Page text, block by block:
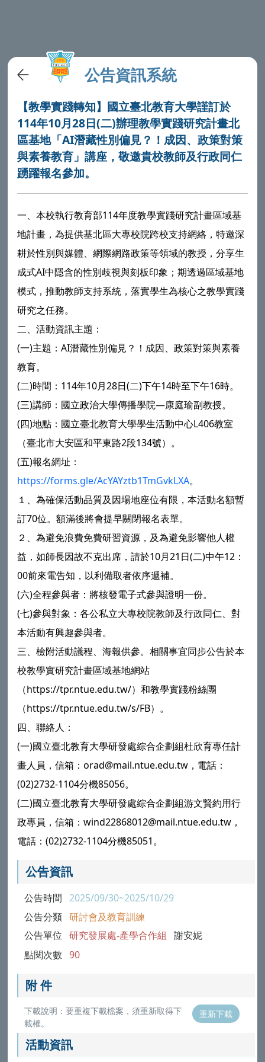
公告資訊系統
【教學實踐轉知】國立臺北教育大學謹訂於
114年10月28日(二)辦理教學實踐研究計畫北
區基地「AI潛藏性別偏見？！成因、政策對策
與素養教育」講座，敬邀貴校教師及行政同仁
踴躍報名參加。
一、本校執行教育部114年度教學實踐研究計畫區域基
地計畫，為提供基北區大專校院跨校支持網絡，特邀深
耕於性別與媒體、網際網路政策等領域的教授，分享生
成式AI中隱含的性別歧視與刻板印象；期透過區域基地
模式，推動教師支持系統，落實學生為核心之教學實踐
研究之任務。
二、活動資訊主題：
(一)主題：AI潛藏性別偏見？！成因、政策對策與素養
教育。
(二)時間：114年10月28日(二)下午14時至下午16時。
(三)講師：國立政治大學傳播學院—康庭瑜副教授。
(四)地點：國立臺北教育大學學生活動中心L406教室
（臺北市大安區和平東路2段134號）。
(五)報名網址：
https://forms.gle/AcYAYztb1TmGvkLXA。
１、為確保活動品質及因場地座位有限，本活動名額暫
訂70位。額滿後將會提早關閉報名表單。
２、為避免浪費免費研習資源，及為避免影響他人權
益，如師長因故不克出席，請於10月21日(二)中午12：
00前來電告知，以利備取者依序遞補。
(六)全程參與者：將核發電子式參與證明一份。
(七)參與對象：各公私立大專校院教師及行政同仁、對
本活動有興趣參與者。
三、檢附活動議程、海報供參。相關事宜同步公告於本
校教學實研究計畫區域基地網站
（https://tpr.ntue.edu.tw/）和教學實踐粉絲團
（https://tpr.ntue.edu.tw/s/FB）。
四、聯絡人：
(一)國立臺北教育大學研發處綜合企劃組杜欣育專任計
畫人員，信箱：orad@mail.ntue.edu.tw，電話：
(02)2732-1104分機85056。
(二)國立臺北教育大學研發處綜合企劃組游文賢約用行
政專員，信箱：wind22868012@mail.ntue.edu.tw，
電話：(02)2732-1104分機85051。
公告資訊
公告時間 2025/09/30~2025/10/29
公告分類 研討會及教育訓練
公告單位 研究發展處-產學合作組 謝安妮
點閱次數 90
附 件
下載說明：要重複下載檔案，須重新取得下
載權。
重新下載
活動資訊